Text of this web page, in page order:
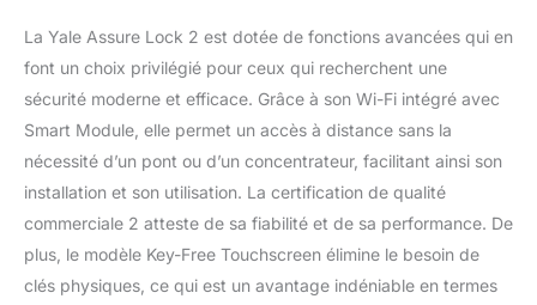
lorsque vous rentrez
chez vous et que vous
vous. Si vous n'avez pas
votre téléphone, utilisez
simplement le clavier
Verrouillez, déverrouillez
et vérifiez l'état du
verrouillage avec des
assistants vocaux, y
compris Alexa, Hey
La Yale Assure Lock 2 est dotée de fonctions avancées qui en
font un choix privilégié pour ceux qui recherchent une
sécurité moderne et efficace. Grâce à son Wi-Fi intégré avec
Smart Module, elle permet un accès à distance sans la
nécessité d’un pont ou d’un concentrateur, facilitant ainsi son
installation et son utilisation. La certification de qualité
commerciale 2 atteste de sa fiabilité et de sa performance. De
plus, le modèle Key-Free Touchscreen élimine le besoin de
clés physiques, ce qui est un avantage indéniable en termes